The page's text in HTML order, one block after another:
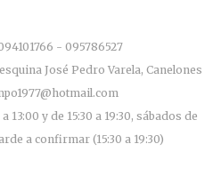
- 095786527
José Pedro Varela, Canelones
13:00 y de 15:30 a 19:30, sábados de
a confirmar (15:30 a 19:30)